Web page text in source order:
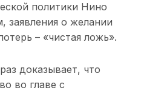
политики Нино
заявления о желании
– «чистая ложь».
доказывает, что
во главе с